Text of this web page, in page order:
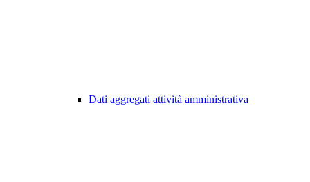
Dati aggregati attività amministrativa